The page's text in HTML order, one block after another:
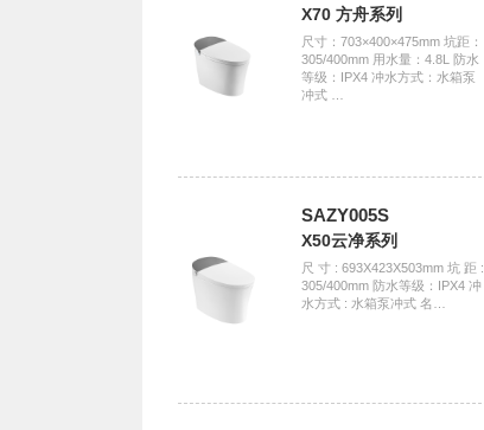
X70 方舟系列
尺寸：703×400×475mm 坑距：
305/400mm 用水量：4.8L 防水
等级：IPX4 冲水方式：水箱泵
冲式 …
SAZY005S
X50云净系列
尺 寸 : 693X423X503mm 坑 距 :
305/400mm 防水等级：IPX4 冲
水方式 : 水箱泵冲式 名…